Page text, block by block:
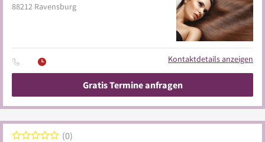
88212 Ravensburg
Kontaktdetails anzeigen
Gratis Termine anfragen
0